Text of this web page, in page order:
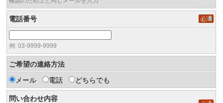
電話番号
例: 03-9999-9999
ご希望の連絡方法
メール 電話 どちらでも
問い合わせ内容